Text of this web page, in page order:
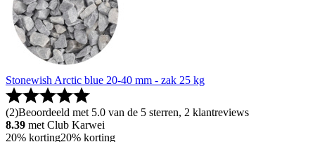
Stonewish Arctic blue 20-40 mm - zak 25 kg
(2)Beoordeeld met 5.0 van de 5 sterren, 2 klantreviews
8.39 met Club Karwei
20% korting20% korting